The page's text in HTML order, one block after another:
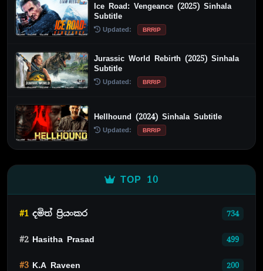
Ice Road: Vengeance (2025) Sinhala
Subtitle
Updated: BRRIP
Jurassic World Rebirth (2025) Sinhala
Subtitle
Updated: BRRIP
Hellhound (2024) Sinhala Subtitle
Updated: BRRIP
TOP 10
#1 දමිත් ප්‍රියංකර 734
#2 Hasitha Prasad 499
#3 K.A Raveen 200